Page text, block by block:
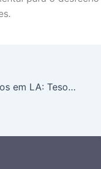
Cheongsams Raros em LA: Tesouros da Moda Chinesa Revelam Histórias de Imigração e Identidade